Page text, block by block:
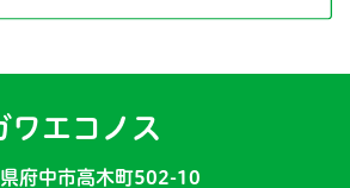
ワエコノス
府中市高木町502-10